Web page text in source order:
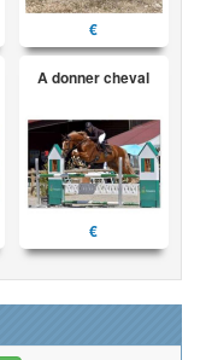
€
A donner cheval
€